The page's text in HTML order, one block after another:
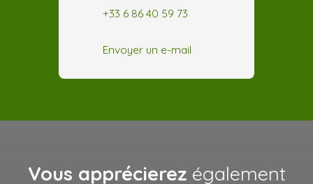
+33 6 86 40 59 73
Envoyer un e-mail
Vous apprécierez également